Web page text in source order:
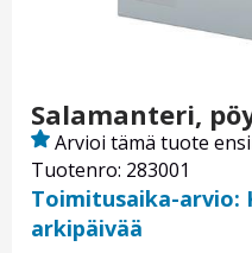
Salamanteri,
Tuotenro: 283001
Arvioi tämä tuote
Toimitusaika-arvio:
arkipäivää